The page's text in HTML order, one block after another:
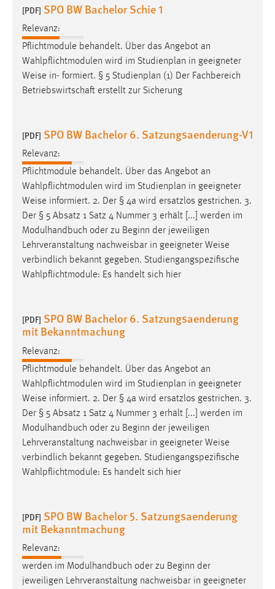
[PDF] SPO BW Bachelor Schie 1
Relevanz:
Pflichtmodule behandelt. Über das Angebot an
Wahlpflichtmodulen wird im Studienplan in geeigneter
Weise in- formiert. § 5 Studienplan (1) Der Fachbereich
Betriebswirtschaft erstellt zur Sicherung
[PDF] SPO BW Bachelor 6. Satzungsaenderung-V1
Relevanz:
Pflichtmodule behandelt. Über das Angebot an
Wahlpflichtmodulen wird im Studienplan in geeigneter
Weise informiert. 2. Der § 4a wird ersatzlos gestrichen. 3.
Der § 5 Absatz 1 Satz 4 Nummer 3 erhält [...] werden im
Modulhandbuch oder zu Beginn der jeweiligen
Lehrveranstaltung nachweisbar in geeigneter Weise
verbindlich bekannt gegeben. Studiengangspezifische
Wahlpflichtmodule: Es handelt sich hier
[PDF] SPO BW Bachelor 6. Satzungsaenderung
mit Bekanntmachung
Relevanz:
Pflichtmodule behandelt. Über das Angebot an
Wahlpflichtmodulen wird im Studienplan in geeigneter
Weise informiert. 2. Der § 4a wird ersatzlos gestrichen. 3.
Der § 5 Absatz 1 Satz 4 Nummer 3 erhält [...] werden im
Modulhandbuch oder zu Beginn der jeweiligen
Lehrveranstaltung nachweisbar in geeigneter Weise
verbindlich bekannt gegeben. Studiengangspezifische
Wahlpflichtmodule: Es handelt sich hier
[PDF] SPO BW Bachelor 5. Satzungsaenderung
mit Bekanntmachung
Relevanz:
werden im Modulhandbuch oder zu Beginn der
jeweiligen Lehrveranstaltung nachweisbar in geeigneter